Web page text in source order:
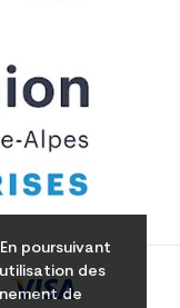
poursuivant
des
de